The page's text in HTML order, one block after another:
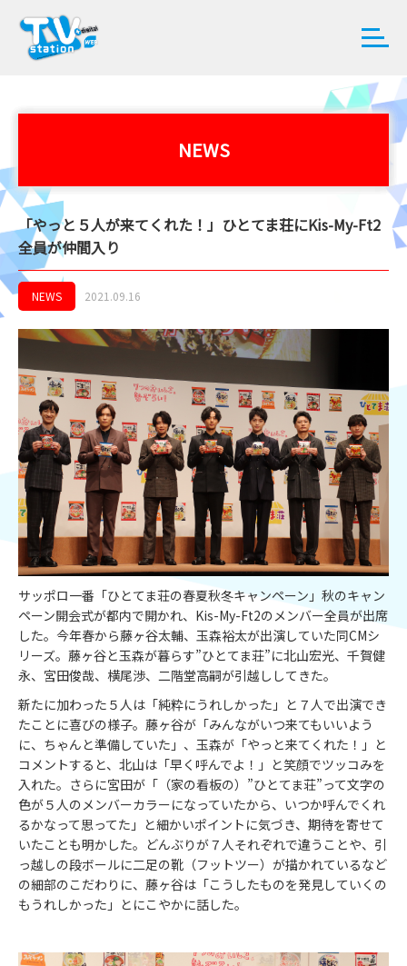
NEWS
「やっと５人が来てくれた！」ひとてま荘にKis-My-Ft2
全員が仲間入り
NEWS 2021.09.16
サッポロ一番「ひとてま荘の春夏秋冬キャンペーン」秋のキャン
ペーン開会式が都内で開かれ、Kis-My-Ft2のメンバー全員が出席
した。今年春から藤ヶ谷太輔、玉森裕太が出演していた同CMシ
リーズ。藤ヶ谷と玉森が暮らす”ひとてま荘”に北山宏光、千賀健
永、宮田俊哉、横尾渉、二階堂高嗣が引越ししてきた。
新たに加わった５人は「純粋にうれしかった」と７人で出演でき
たことに喜びの様子。藤ヶ谷が「みんながいつ来てもいいよう
に、ちゃんと準備していた」、玉森が「やっと来てくれた！」と
コメントすると、北山は「早く呼んでよ！」と笑顔でツッコみを
入れた。さらに宮田が「（家の看板の）”ひとてま荘”って文字の
色が５人のメンバーカラーになっていたから、いつか呼んでくれ
るかなって思ってた」と細かいポイントに気づき、期待を寄せて
いたことも明かした。どんぶりが７人それぞれで違うことや、引
っ越しの段ボールに二足の靴（フットツー）が描かれているなど
の細部のこだわりに、藤ヶ谷は「こうしたものを発見していくの
もうれしかった」とにこやかに話した。